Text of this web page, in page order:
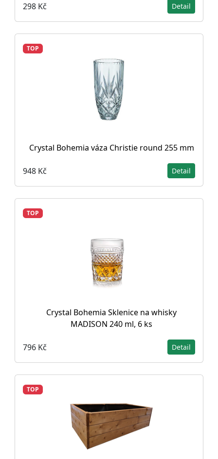
298 Kč Detail
TOP
Crystal Bohemia váza Christie round 255 mm
948 Kč Detail
TOP
Crystal Bohemia Sklenice na whisky
MADISON 240 ml, 6 ks
796 Kč Detail
TOP